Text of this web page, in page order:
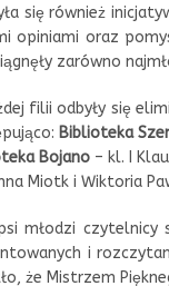
się również
opiniami oraz
zarówno
filii odbyły się
Biblioteka
Bojano – kl. I
Miotk i Wiktoria
młodzi
i
że Mistrzem